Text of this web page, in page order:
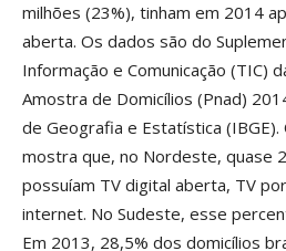
milhões (23%), tinham em 2014
aberta. Os dados são do
Informação e Comunicação (TIC)
Amostra de Domicílios (Pnad)
de Geografia e Estatística
mostra que, no Nordeste, quase
possuíam TV digital aberta, TV
internet. No Sudeste, esse
Em 2013, 28,5% dos domicílios